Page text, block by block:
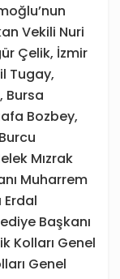
Vekili Nuri
Çelik, İzmir
Tugay,
Bursa
Bozbey,
Mızrak
Muharrem
Erdal
Başkanı
Kolları Genel
Genel